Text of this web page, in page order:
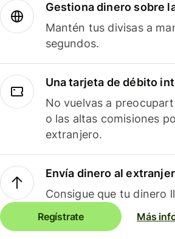
Gestiona dinero sobre
Mantén tus divisas a
segundos.
Una tarjeta de débito
No vuelvas a
o las altas comisiones
extranjero.
Envía dinero al
Consigue que tu dinero
Regístrate Más